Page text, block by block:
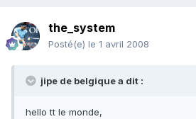
the_system
Posté(e) le 1 avril 2008
jipe de belgique a dit :
hello tt le monde,